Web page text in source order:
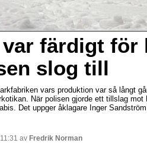
färdigt för
slog till
vars produktion var så långt
När polisen gjorde ett tillslag
Det uppger åklagare Inger
av Fredrik Norman